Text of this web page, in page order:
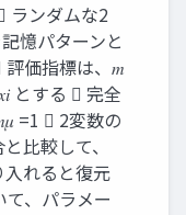
ランダムな2
憶パターンと
評価指標は、𝑚
とする  完全
=1  2変数の
比較して、
れると復元
、パラメー